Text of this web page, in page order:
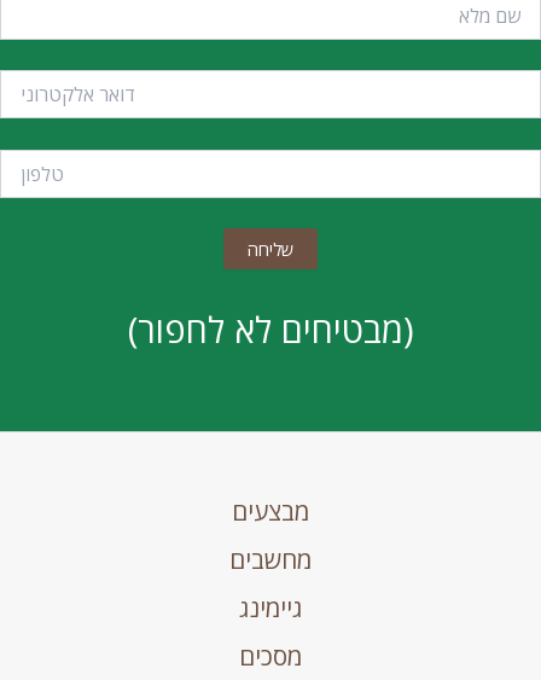
(מבטיחים לא לחפור)
מבצעים
מחשבים
גיימינג
מסכים